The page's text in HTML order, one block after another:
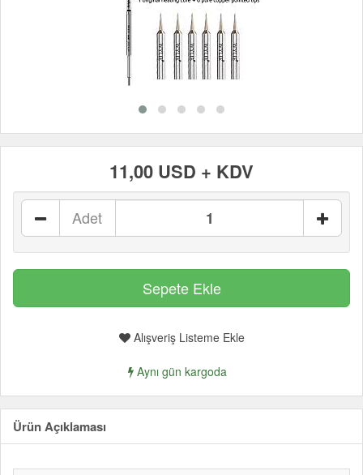
11,00 USD + KDV
Adet
Alışveriş Listeme Ekle
Aynı gün kargoda
Ürün Açıklaması